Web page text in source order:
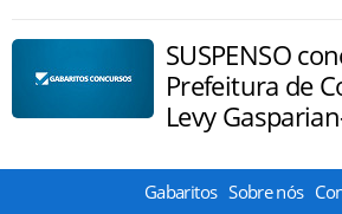
SUSPENSO
Prefeitura de
Levy
Gabaritos Sobre nós